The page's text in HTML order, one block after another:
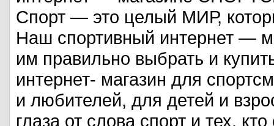
Спорт — это целый МИР,
Наш спортивный интернет —
им правильно выбрать и
интернет- магазин для
и любителей, для детей и
глаза от слова спорт и тех,